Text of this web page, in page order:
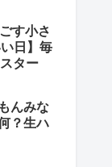
す小さ
日】毎
ター
んみな
？生ハ